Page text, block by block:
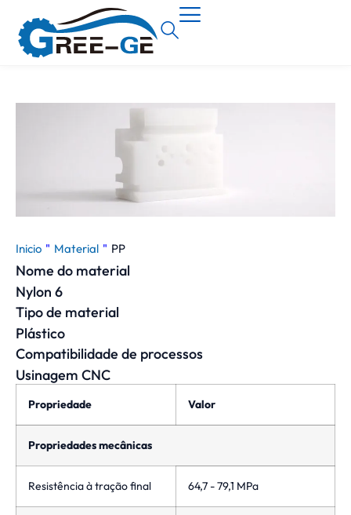
Inicio " Material " PP
Nome do material
Nylon 6
Tipo de material
Plástico
Compatibilidade de processos
Usinagem CNC
Propriedade Valor
Propriedades mecânicas
Resistência à tração final 64,7 - 79,1 MPa